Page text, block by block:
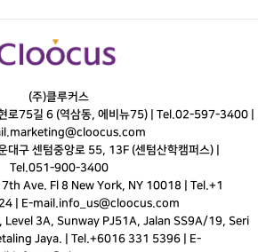
(주)클루커스
로75길 6 (역삼동, 에비뉴75) | Tel.02-597-3400
marketing@cloocus.com
대구 센텀중앙로 55, 13F (센텀산학캠퍼스) |
Tel.051-900-3400
Ave. Fl 8 New York, NY 10018 | Tel.+1
| E-mail.info_us@cloocus.com
Level 3A, Sunway PJ51A, Jalan SS9A/19, Seri
Jaya. | Tel.+6016 331 5396 | E-